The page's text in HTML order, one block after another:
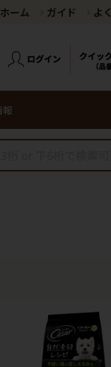
ホーム ガイド よ